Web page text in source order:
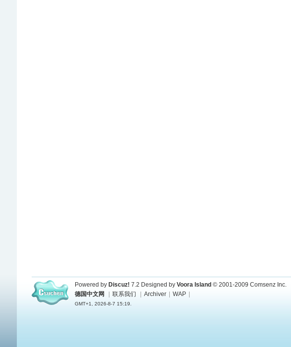
Powered by Discuz! 7.2 Designed by Voora Island © 2001-2009 Comsenz Inc.
德国中文网
联系我们 Archiver WAP
GMT+1, 2026-8-7 15:19.